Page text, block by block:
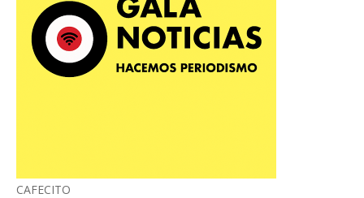
CAFECITO